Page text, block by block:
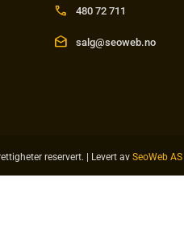
call 480 72 711
drafts salg@seoweb.no
reservert. | Levert av SeoWeb AS